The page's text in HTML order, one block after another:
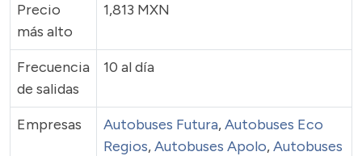
Precio
más alto
1,813 MXN
Frecuencia
de salidas
10 al día
Empresas Autobuses Futura,Autobuses Eco
Regios,Autobuses Apolo,Autobuses